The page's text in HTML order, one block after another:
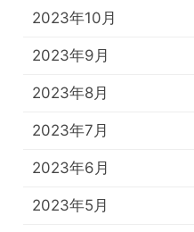
2023年10月
2023年9月
2023年8月
2023年7月
2023年6月
2023年5月